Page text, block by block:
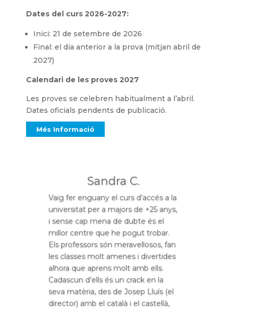
Dates del curs 2026-2027:
Inici: 21 de setembre de 2026
Final: el dia anterior a la prova (mitjan abril de
2027)
Calendari de les proves 2027
Les proves se celebren habitualment a l’abril.
Dates oficials pendents de publicació.
Més Informació
Sandra C.
Vaig fer enguany el curs d’accés a la
universitat per a majors de +25 anys,
i sense cap mena de dubte és el
millor centre que he pogut trobar.
Els professors són meravellosos, fan
les classes molt amenes i divertides
alhora que aprens molt amb ells.
Cadascun d’ells és un crack en la
seva matèria, des de Josep Lluís (el
director) amb el català i el castellà,